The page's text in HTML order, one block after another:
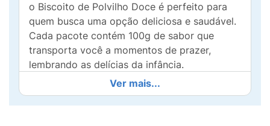
o Biscoito de Polvilho Doce é perfeito para
quem busca uma opção deliciosa e saudável.
Cada pacote contém 100g de sabor que
transporta você a momentos de prazer,
lembrando as delícias da infância.
Ideal para acompanhar um café, chá ou
simplesmente para beliscar a qualquer hora.
Ver mais...